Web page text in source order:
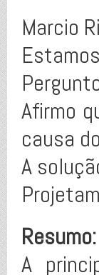
Marcio
Afirmo
causa
A
Resumo:
A